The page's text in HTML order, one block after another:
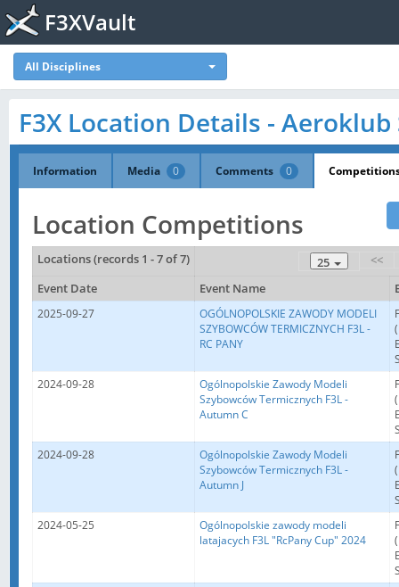
F3XVault
All Disciplines
F3X Location Details -
Information Media 0 Comments 0
Location Competitions
Locations (records 1 - 7 of 7) 25
<<
Event Date
Event Name
2025-09-27
OGÓLNOPOLSKIE ZAWODY MODELI
SZYBOWCÓW TERMICZNYCH F3L -
RC PANY
2024-09-28
Ogólnopolskie Zawody Modeli
Szybowców Termicznych F3L -
Autumn C
2024-09-28
Ogólnopolskie Zawody Modeli
Szybowców Termicznych F3L -
Autumn J
2024-05-25
Ogólnopolskie zawody modeli
latajacych F3L "RcPany Cup" 2024